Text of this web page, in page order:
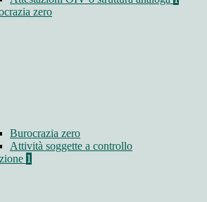
zero
Burocrazia zero
Attività soggette a controllo
1